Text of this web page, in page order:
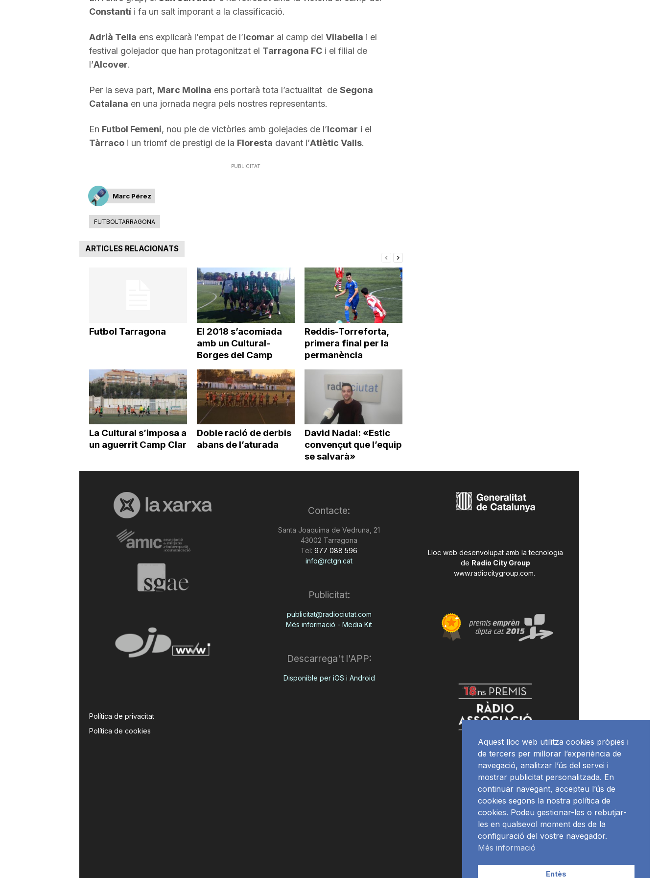
a
Constantíi fa un salt imporant a la classificació.
Adrià Tella ens explicarà l’empat de l’Icomar al camp del Vilabella i el
festival golejador que han protagonitzat el Tarragona FCi el filial de
l’Alcover.
Per la seva part, Marc Molina ens portarà tota l’actualitat de Segona
Catalana en una jornada negra pels nostres representants.
En Futbol Femeni, nou ple de victòries amb golejades de l’Icomar i el
Tàrracoi un triomf de prestigi de la Floresta davant l’Atlètic Valls.
PUBLICITAT
Marc Pérez
FUTBOLTARRAGONA
ARTICLES RELACIONATS
Futbol Tarragona
El 2018 s’acomiada
amb un Cultural-
Borges del Camp
Reddis-Torreforta,
primera final per la
permanència
La Cultural s’imposa a
un aguerrit Camp Clar
Doble ració de derbis
abans de l’aturada
David Nadal: «Estic
convençut que l’equip
se salvarà»
Política de privacitat
Política de cookies
Contacte:
Santa Joaquima de Vedruna, 21
43002 Tarragona
Tel: 977 088 596
info@rctgn.cat
Publicitat:
publicitat@radiociutat.com
Més informació - Media Kit
Descarrega't l'APP:
Disponible per iOS i Android
Lloc web desenvolupat amb la tecnologia
de Radio City Group
www.radiocitygroup.com.
Aquest lloc web utilitza cookies pròpies i
de tercers per millorar l’experiència de
navegació, analitzar l’ús del servei i
mostrar publicitat personalitzada. En
continuar navegant, accepteu l’ús de
cookies segons la nostra política de
cookies. Podeu gestionar-les o rebutjar-
les en qualsevol moment des de la
configuració del vostre navegador.
Més informació
Entès